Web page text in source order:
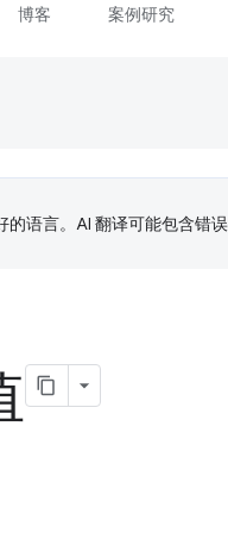
博客 案例研究
语言。AI 翻译可能包含错误